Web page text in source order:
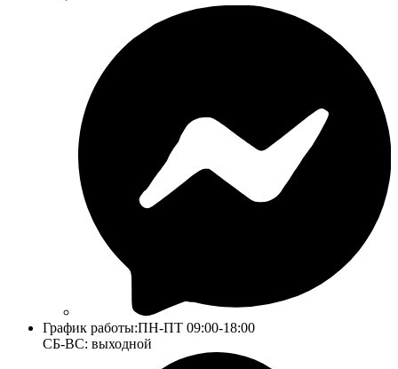
График работы:ПН-ПТ 09:00-18:00
СБ-ВС: выходной